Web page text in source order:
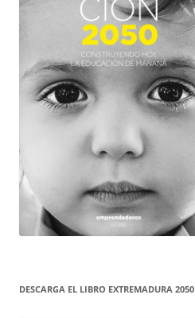
DESCARGA EL LIBRO EXTREMADURA 2050